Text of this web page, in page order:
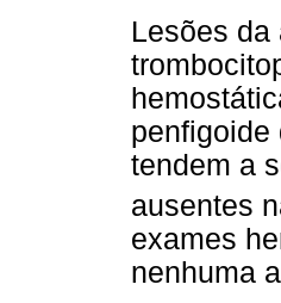
Lesões da
penfigoide
tendem a
ausentes
exames
nenhuma